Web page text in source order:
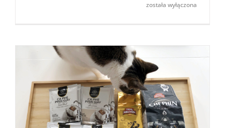
została wyłączona